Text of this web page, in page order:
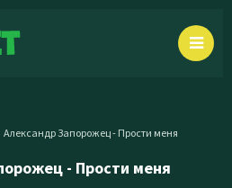
Александр Запорожец - Прости меня
- Прости меня